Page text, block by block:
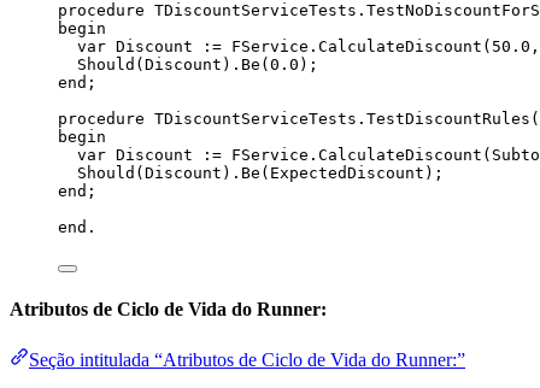
procedure
begin
var Discount := FService.CalculateDiscount( 50.0
Should(Discount).Be( 0.0 );
end ;
procedure TDiscountServiceTests.TestDiscountRules (
begin
var Discount :=
Should(Discount).Be(ExpectedDiscount);
end ;
end .
Atributos de Ciclo de Vida do Runner:
Seção intitulada “Atributos de Ciclo de Vida do Runner:”